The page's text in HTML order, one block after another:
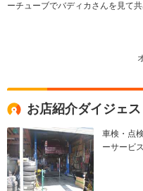
ーチューブでバディカさんを見て共
お店紹介ダイジェス
車検・点
ーサービ